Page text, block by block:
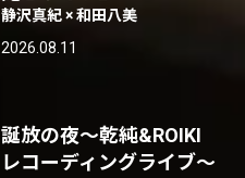
静沢真紀 × 和田八美
2026.08.11
誕放の夜〜乾純&ROIKI
レコーディングライブ〜